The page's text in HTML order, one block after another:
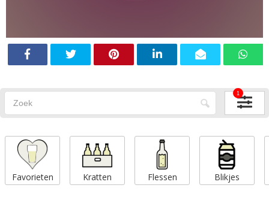
1
Favorieten Kratten Flessen Blikjes